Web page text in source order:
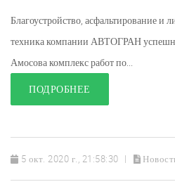
Благоустройство, асфальтирование и
техника компании АВТОГРАН
Амосова комплекс работ по...
ПОДРОБНЕЕ
5 окт. 2020 г., 21:58:30